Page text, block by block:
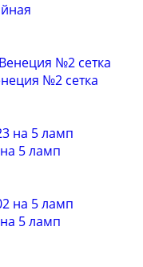
№2 сетка
5 ламп
5 ламп